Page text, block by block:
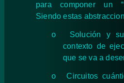
para componer un
Siendo estas
o
Solución y
contexto de
que se va a
o
Circuitos